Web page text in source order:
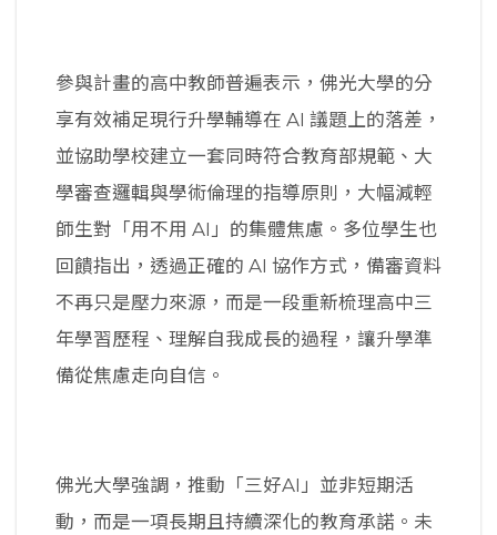
參與計畫的高中教師普遍表示，佛光大學的分
享有效補足現行升學輔導在 AI 議題上的落差，
並協助學校建立一套同時符合教育部規範、大
學審查邏輯與學術倫理的指導原則，大幅減輕
師生對「用不用 AI」的集體焦慮。多位學生也
回饋指出，透過正確的 AI 協作方式，備審資料
不再只是壓力來源，而是一段重新梳理高中三
年學習歷程、理解自我成長的過程，讓升學準
備從焦慮走向自信。
佛光大學強調，推動「三好AI」並非短期活
動，而是一項長期且持續深化的教育承諾。未